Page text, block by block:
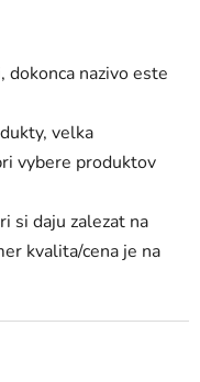
nazivo este
velka
vybere produktov
si daju zalezat na
kvalita/cena je na